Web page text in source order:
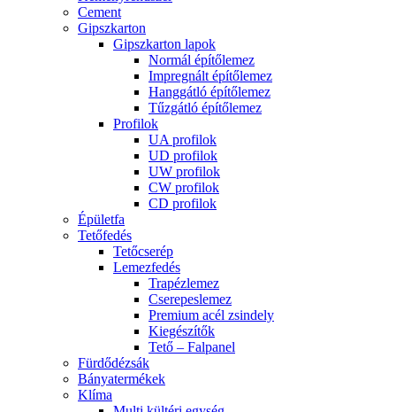
Cement
Gipszkarton
Gipszkarton lapok
Normál építőlemez
Impregnált építőlemez
Hanggátló építőlemez
Tűzgátló építőlemez
Profilok
UA profilok
UD profilok
UW profilok
CW profilok
CD profilok
Épületfa
Tetőfedés
Tetőcserép
Lemezfedés
Trapézlemez
Cserepeslemez
Premium acél zsindely
Kiegészítők
Tető – Falpanel
Fürdődézsák
Bányatermékek
Klíma